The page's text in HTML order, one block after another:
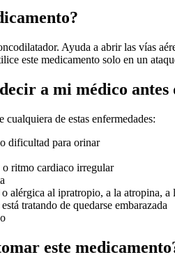
Ayuda a abrir las vías
este medicamento solo en un
a mi médico
cualquiera de estas enfermedades:
dificultad para orinar
o ritmo cardiaco irregular
alérgica al ipratropio, a la atropina, a
tratando de quedarse embarazada
este